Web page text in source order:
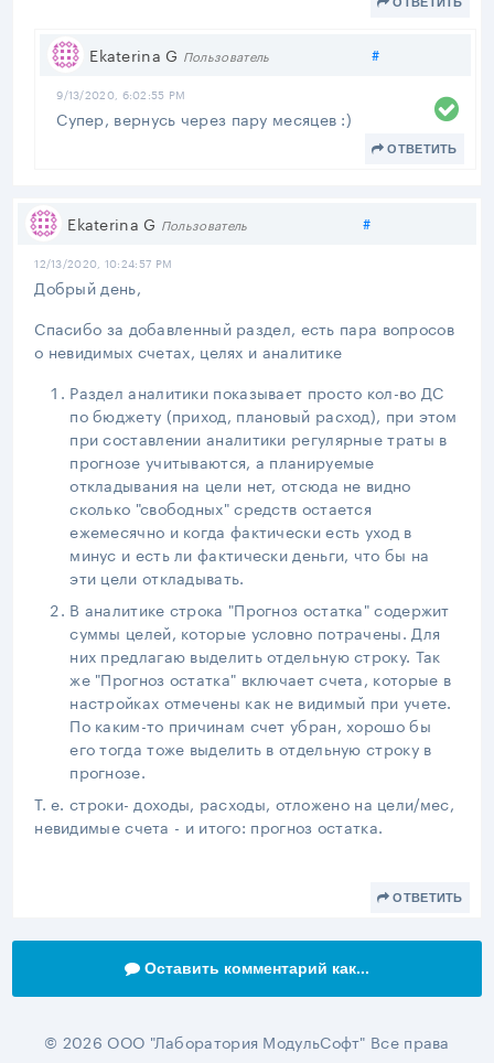
Ekaterina G Пользователь #Поделиться
9/13/2020, 6:02:55 PM
Супер, вернусь через пару месяцев :)
ОТВЕТИТЬ
Ekaterina G Пользователь #Поделиться
12/13/2020, 10:24:57 PM
Добрый день,
Спасибо за добавленный раздел, есть пара вопросов
о невидимых счетах, целях и аналитике
Раздел аналитики показывает просто кол-во ДС
по бюджету (приход, плановый расход), при этом
при составлении аналитики регулярные траты в
прогнозе учитываются, а планируемые
откладывания на цели нет, отсюда не видно
сколько "свободных" средств остается
ежемесячно и когда фактически есть уход в
минус и есть ли фактически деньги, что бы на
эти цели откладывать.
В аналитике строка "Прогноз остатка" содержит
суммы целей, которые условно потрачены. Для
них предлагаю выделить отдельную строку. Так
же "Прогноз остатка" включает счета, которые в
настройках отмечены как не видимый при учете.
По каким-то причинам счет убран, хорошо бы
его тогда тоже выделить в отдельную строку в
прогнозе.
Т. е. строки- доходы, расходы, отложено на цели/мес,
невидимые счета - и итого: прогноз остатка.
ОТВЕТИТЬ
Оставить комментарий как...
© 2026 ООО "Лаборатория МодульСофт" Все права